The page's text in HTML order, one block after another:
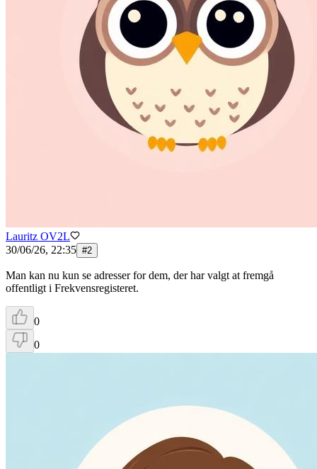
Lauritz OV2L
30/06/26, 22:35 #2
Man kan nu kun se adresser for dem, der har valgt at fremgå
offentligt i Frekvensregisteret.
0
0